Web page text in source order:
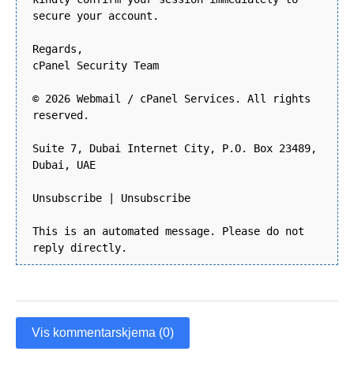
secure your account.
Regards,
cPanel Security Team
© 2026 Webmail / cPanel Services. All rights
reserved.
Suite 7, Dubai Internet City, P.O. Box 23489,
Dubai, UAE
Unsubscribe | Unsubscribe
This is an automated message. Please do not
reply directly.
Vis kommentarskjema (0)